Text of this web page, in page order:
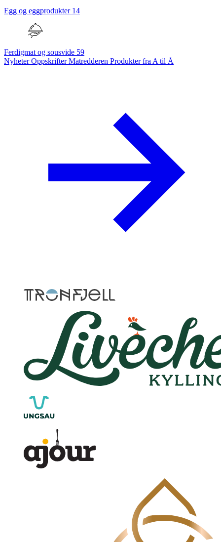
Egg og eggprodukter 14
Ferdigmat og sousvide 59
NyheterOppskrifterMatredderen Produkter fra A til Å